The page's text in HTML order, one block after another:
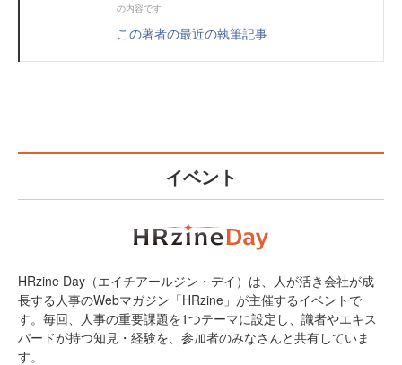
の内容です
この著者の最近の執筆記事
イベント
HRzine Day（エイチアールジン・デイ）は、人が活き会社が成
長する人事のWebマガジン「HRzine」が主催するイベントで
す。毎回、人事の重要課題を1つテーマに設定し、識者やエキス
パードが持つ知見・経験を、参加者のみなさんと共有していま
す。